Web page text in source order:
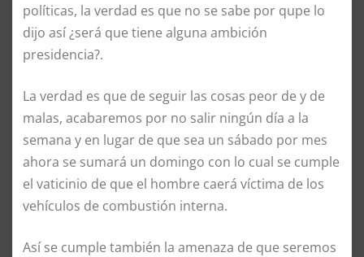
políticas, la verdad es que no se sabe por qupe lo
dijo así ¿será que tiene alguna ambición
presidencia?.
La verdad es que de seguir las cosas peor de y de
malas, acabaremos por no salir ningún día a la
semana y en lugar de que sea un sábado por mes
ahora se sumará un domingo con lo cual se cumple
el vaticinio de que el hombre caerá víctima de los
vehículos de combustión interna.
Así se cumple también la amenaza de que seremos